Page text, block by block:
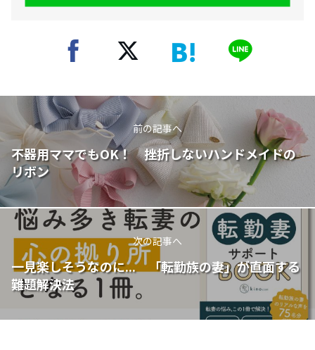
前の記事へ
不器用ママでもOK！ 挫折しないハンドメイドの
リボン
次の記事へ
一見楽しそうなのに... 「転勤族の妻」が直面する
難題解決法